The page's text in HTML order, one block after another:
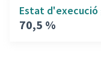
Estat d'execució
70,5 %